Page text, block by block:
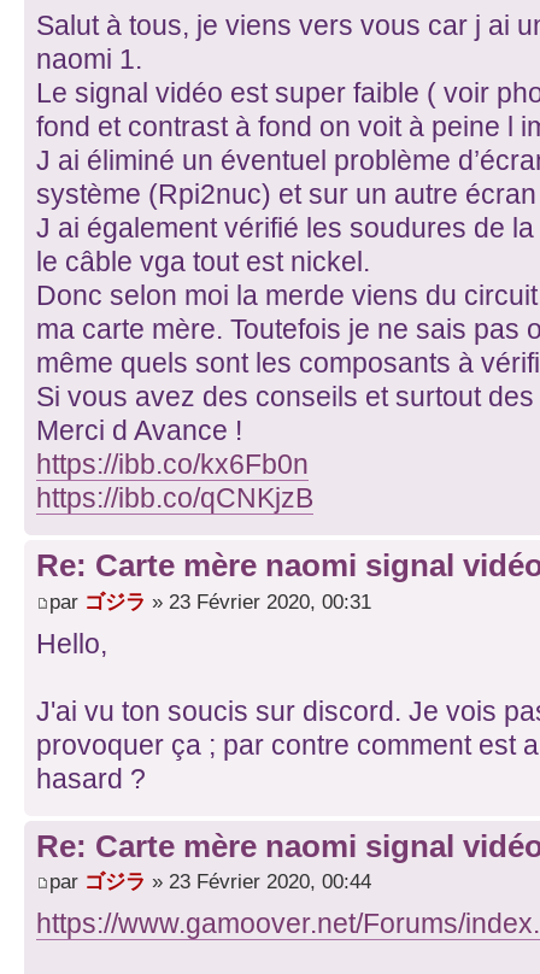
Salut à tous, je viens vers vous car j ai
naomi 1.
Le signal vidéo est super faible ( voir
fond et contrast à fond on voit à peine l
J ai éliminé un éventuel problème
système (Rpi2nuc) et sur un autre
J ai également vérifié les soudures de
le câble vga tout est nickel.
Donc selon moi la merde viens du
ma carte mère. Toutefois je ne sais pas
même quels sont les composants à
Si vous avez des conseils et surtout
Merci d Avance !
https://ibb.co/kx6Fb0n
https://ibb.co/qCNKjzB
Re: Carte mère naomi signal
par ゴジラ » 23 Février 2020, 00:31
Hello,
J'ai vu ton soucis sur discord. Je vois
provoquer ça ; par contre comment est
hasard ?
Re: Carte mère naomi signal
par ゴジラ » 23 Février 2020, 00:44
https://www.gamoover.net/Forums/